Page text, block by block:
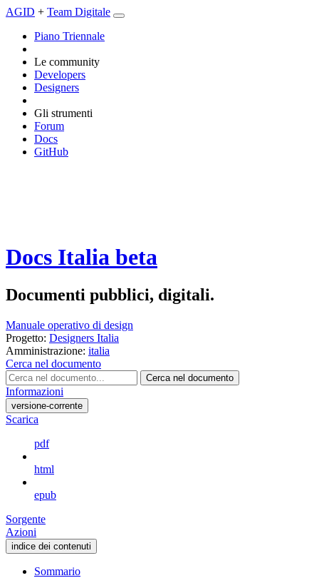
AGID + Team Digitale
Piano Triennale
Le community
Developers
Designers
Gli strumenti
Forum
Docs
GitHub
Docs Italia beta
Documenti pubblici, digitali.
Manuale operativo di design
Progetto: Designers Italia
Amministrazione: italia
Cerca nel documento
Cerca nel documento
Informazioni
versione-corrente
Scarica
pdf
html
epub
Sorgente
Azioni
indice dei contenuti
Sommario